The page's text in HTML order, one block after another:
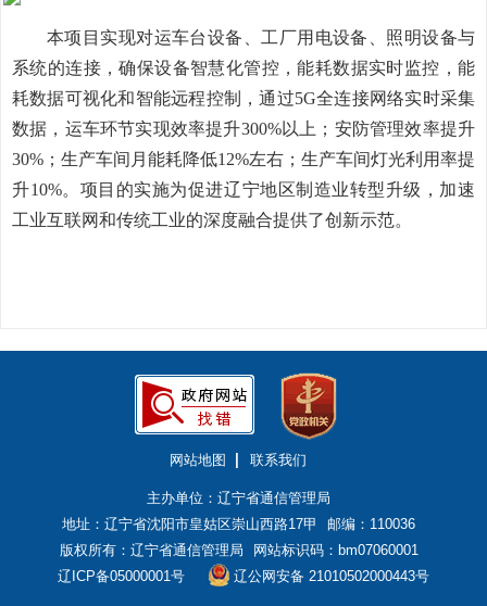
本项目实现对运车台设备、工厂用电设备、照明设备与
系统的连接，确保设备智慧化管控，能耗数据实时监控，能
耗数据可视化和智能远程控制，通过5G全连接网络实时采集
数据，运车环节实现效率提升300%以上； 安防管理效率提升
30% ； 生产车间月能耗降低12%左右；生产车间灯光利用率提
升10%。项目的实施为促进辽宁地区制造业转型升级，加速
工业互联网和传统工业的深度融合提供了创新示范。
网站地图 联系我们
主办单位：辽宁省通信管理局
地址：辽宁省沈阳市皇姑区崇山西路17甲
邮编：110036
版权所有：辽宁省通信管理局
网站标识码：bm07060001
辽ICP备05000001号
辽公网安备 21010502000443号